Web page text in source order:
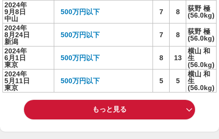
2024年
9月8日
中山
500万円以下 7 8
荻野 極
(56.0kg)
2024年
8月24日
新潟
500万円以下 7 8
荻野 極
(56.0kg)
2024年
6月1日
東京
500万円以下 8 13
横山 和
生
(56.0kg)
2024年
5月11日
東京
500万円以下 5 5
横山 和
生
(56.0kg)
もっと見る